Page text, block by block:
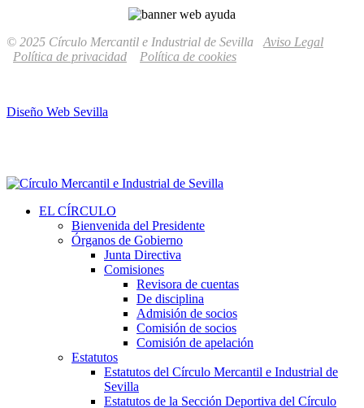
© 2025 Círculo Mercantil e Industrial de Sevilla Aviso Legal
Política de privacidad
Política de cookies
Diseño Web Sevilla
EL CÍRCULO
Bienvenida del Presidente
Órganos de Gobierno
Junta Directiva
Comisiones
Revisora de cuentas
De disciplina
Admisión de socios
Comisión de socios
Comisión de apelación
Estatutos
Estatutos del Círculo Mercantil e Industrial de
Sevilla
Estatutos de la Sección Deportiva del Círculo